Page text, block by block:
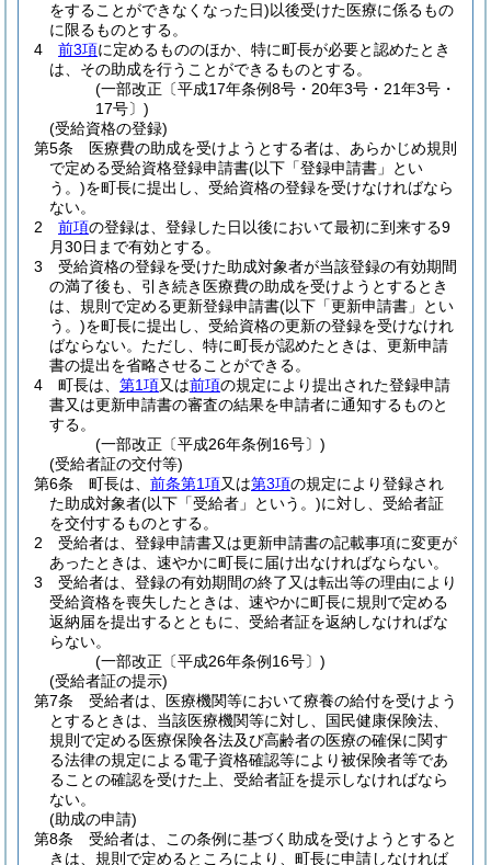
をすることができなくなった日)以後受けた医療に係るもの
に限るものとする。
4
前3項に定めるもののほか、特に町長が必要と認めたとき
は、その助成を行うことができるものとする。
(一部改正〔平成17年条例8号・20年3号・21年3号・
17号〕)
(受給資格の登録)
第5条
医療費の助成を受けようとする者は、あらかじめ規則
で定める受給資格登録申請書(以下「登録申請書」とい
う。)を町長に提出し、受給資格の登録を受けなければなら
ない。
2
前項の登録は、登録した日以後において最初に到来する9
月30日まで有効とする。
3
受給資格の登録を受けた助成対象者が当該登録の有効期間
の満了後も、引き続き医療費の助成を受けようとするとき
は、規則で定める更新登録申請書(以下「更新申請書」とい
う。)を町長に提出し、受給資格の更新の登録を受けなけれ
ばならない。 ただし、特に町長が認めたときは、更新申請
書の提出を省略させることができる。
4
町長は、 第1項又は前項の規定により提出された登録申請
書又は更新申請書の審査の結果を申請者に通知するものと
する。
(一部改正〔平成26年条例16号〕)
(受給者証の交付等)
第6条
町長は、 前条第1項又は第3項の規定により登録され
た助成対象者(以下「受給者」という。)に対し、受給者証
を交付するものとする。
2
受給者は、登録申請書又は更新申請書の記載事項に変更が
あったときは、速やかに町長に届け出なければならない。
3
受給者は、登録の有効期間の終了又は転出等の理由により
受給資格を喪失したときは、速やかに町長に規則で定める
返納届を提出するとともに、受給者証を返納しなければな
らない。
(一部改正〔平成26年条例16号〕)
(受給者証の提示)
第7条
受給者は、医療機関等において療養の給付を受けよう
とするときは、当該医療機関等に対し、国民健康保険法、
規則で定める医療保険各法及び高齢者の医療の確保に関す
る法律の規定による電子資格確認等により被保険者等であ
ることの確認を受けた上、受給者証を提示しなければなら
ない。
(助成の申請)
第8条
受給者は、この条例に基づく助成を受けようとすると
きは、規則で定めるところにより、町長に申請しなければ